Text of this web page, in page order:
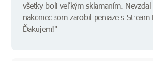
všetky boli veľkým sklamaním. Nevzdal
nakoniec som zarobil peniaze s Stream
Ďakujem!"